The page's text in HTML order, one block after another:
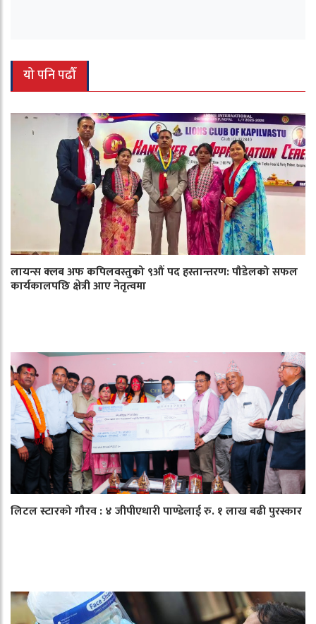
यो पनि पढौँ
लायन्स क्लब अफ कपिलवस्तुको ९औं पद हस्तान्तरण: पौडेलको सफल
कार्यकालपछि क्षेत्री आए नेतृत्वमा
लिटल स्टारको गौरव : ४ जीपीएधारी पाण्डेलाई रु. १ लाख बढी पुरस्कार